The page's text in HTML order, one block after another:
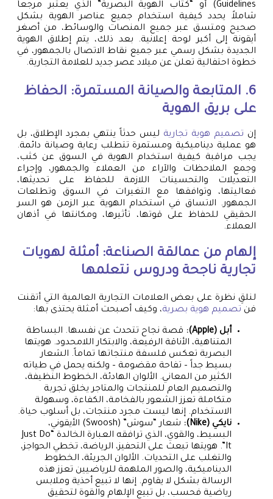
Guidelines) أو “كتاب الهوية البصرية” الذي يعتبر مرجعاً
شاملاً يحدد كيفية استخدام جميع عناصر الهوية بشكل
صحيح ومتسق عبر جميع المنصات والوسائط، من أصغر
أيقونة إلى أكبر لوحة إعلانية. بعد ذلك، يتم إطلاق الهوية
الجديدة بشكل رسمي عبر جميع نقاط الاتصال بالجمهور، في
خطوة احتفالية تعلن عن ميلاد عصر جديد للعلامة التجارية.
6. المتابعة والصيانة المستمرة: الحفاظ
على بريق الهوية
إن تصميم هوية تجارية ليس حدثاً ينتهي بمجرد الإطلاق، بل
هو عملية ديناميكية ومستمرة تتطلب رعاية وصيانة دائمة.
يجب مراقبة كيفية استخدام الهوية في السوق عن كثب،
وجمع الملاحظات والآراء من العملاء والجمهور، وإجراء
التعديلات والتحسينات اللازمة للحفاظ على تحديثها،
فعاليتها، وتوافقها مع التغيرات في السوق وتطلعات
الجمهور. الاتساق في استخدام الهوية عبر الزمن هو السر
الحقيقي للحفاظ على قوتها، تأثيرها، ومكانتها في أذهان
العملاء.
إلهام من عمالقة الصناعة: أمثلة لهويات
تجارية ناجحة ودروس نتعلمها
لنلقِ نظرة على بعض العلامات التجارية العالمية التي أتقنت
فن تصميم هوية بصرية، وكيف أصبحت أمثلة يحتذى بها:
أبل (Apple):
قصة نجاح تتحدث عن نفسها. البساطة
المتناهية، الأناقة الرفيعة، والابتكار اللامحدود. هويتها
البصرية تعكس فلسفة منتجاتها تماماً. الشعار
بسيط جداً – تفاحة مقضومة – ولكنه يحمل في طياته
الكثير من المعاني. الألوان الهادئة، الخطوط النظيفة،
والتصميم العام للمنتجات والمتاجر يخلق تجربة
متكاملة تعزز الشعور بالفخامة، الكفاءة، وسهولة
الاستخدام. إنها ليست مجرد منتجات، بل أسلوب حياة.
نايكي (Nike):
شعار “سوش” (Swoosh) الأيقوني،
البسيط، والقوي، الذي ترافقه العبارة الخالدة “Just Do
It”. هويتها تبعث على التحفيز، الرياضة، تخطي الحواجز،
والتغلب على التحديات. الألوان الجريئة، الخطوط
الديناميكية، والصور الملهمة للرياضيين تعزز هذه
الرسالة بشكل لا يقاوم. إنها لا تبيع أحذية وملابس
رياضية فحسب، بل تبيع الإلهام والقوة لتحقيق